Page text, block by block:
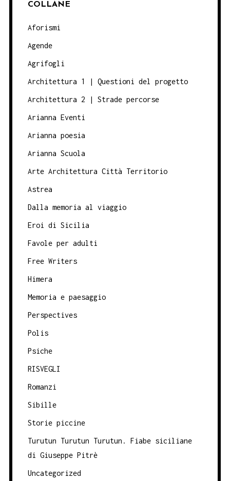
COLLANE
Aforismi
Agende
Agrifogli
Architettura 1 | Questioni del progetto
Architettura 2 | Strade percorse
Arianna Eventi
Arianna poesia
Arianna Scuola
Arte Architettura Città Territorio
Astrea
Dalla memoria al viaggio
Eroi di Sicilia
Favole per adulti
Free Writers
Himera
Memoria e paesaggio
Perspectives
Polis
Psiche
RISVEGLI
Romanzi
Sibille
Storie piccine
Turutun Turutun Turutun. Fiabe siciliane
di Giuseppe Pitrè
Uncategorized